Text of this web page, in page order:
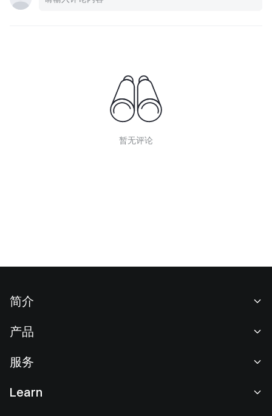
暂无评论
简介
新闻中心
产品
现货交易
服务
Learn